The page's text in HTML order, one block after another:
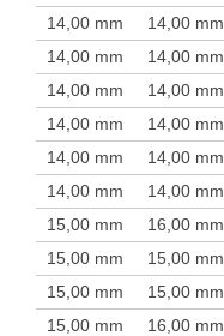
14,00 mm
14,00 mm
14,00 mm
14,00 mm
14,00 mm
14,00 mm
14,00 mm
14,00 mm
14,00 mm
14,00 mm
14,00 mm
14,00 mm
15,00 mm
16,00 mm
15,00 mm
15,00 mm
15,00 mm
15,00 mm
15,00 mm
16,00 mm